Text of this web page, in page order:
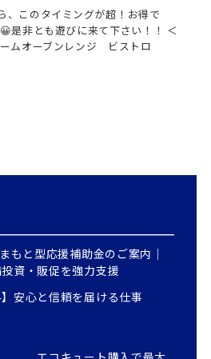
、このタイミングが超！お得で
是非とも遊びに来て下さい！！ ＜
ムオーブンレンジ ビストロ
もと型応援補助金のご案内｜
資・販促を強力支援
】安心と信頼を届ける仕事
】